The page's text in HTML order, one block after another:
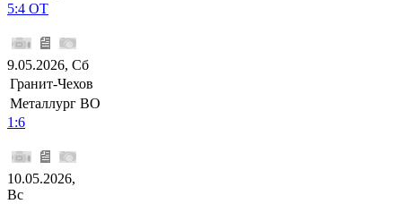
5:4 ОТ
9.05.2026, Сб
Гранит-Чехов
Металлург ВО
1:6
10.05.2026,
Вс